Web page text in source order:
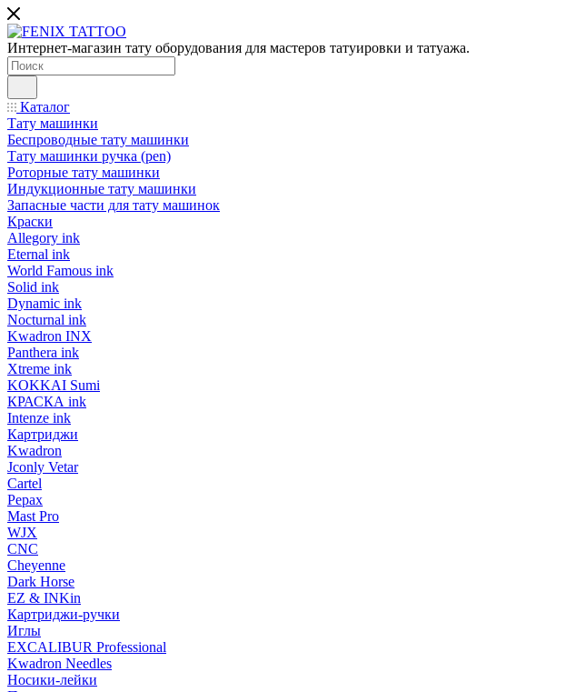
Интернет-магазин тату оборудования для мастеров татуировки и татуажа.
Каталог
Тату машинки
Беспроводные тату машинки
Тату машинки ручка (pen)
Роторные тату машинки
Индукционные тату машинки
Запасные части для тату машинок
Краски
Allegory ink
Eternal ink
World Famous ink
Solid ink
Dynamic ink
Nocturnal ink
Kwadron INX
Panthera ink
Xtreme ink
KOKKAI Sumi
КРАСКА ink
Intenze ink
Картриджи
Kwadron
Jconly Vetar
Cartel
Pepax
Mast Pro
WJX
CNC
Cheyenne
Dark Horse
EZ & INKin
Картриджи-ручки
Иглы
EXCALIBUR Professional
Kwadron Needles
Носики-лейки